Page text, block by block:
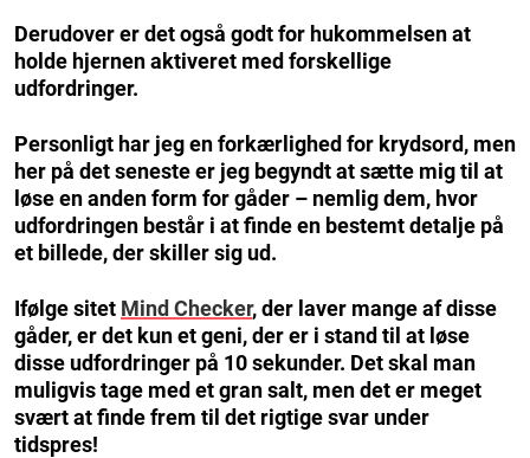
Derudover er det også godt for hukommelsen at
holde hjernen aktiveret med forskellige
udfordringer.
Personligt har jeg en forkærlighed for krydsord, men
her på det seneste er jeg begyndt at sætte mig til at
løse en anden form for gåder – nemlig dem, hvor
udfordringen består i at finde en bestemt detalje på
et billede, der skiller sig ud.
Ifølge sitet Mind Checker, der laver mange af disse
gåder, er det kun et geni, der er i stand til at løse
disse udfordringer på 10 sekunder. Det skal man
muligvis tage med et gran salt, men det er meget
svært at finde frem til det rigtige svar under
tidspres!